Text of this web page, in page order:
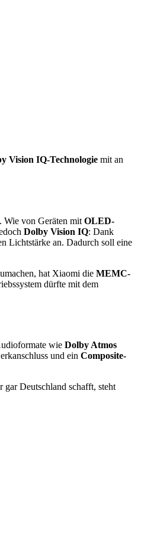
Vision IQ-Technologie mit an
Wie von Geräten mit OLED-
Dolby Vision IQ: Dank
Lichtstärke an. Dadurch soll eine
hat Xiaomi die MEMC-
dürfte mit dem
wie Dolby Atmos
und ein Composite-
Deutschland schafft, steht